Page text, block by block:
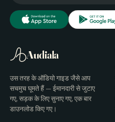
Audiala
उस तरह के ऑडियो गाइड जैसे आप
सचमुच घूमते हैं — ईमानदारी से जुटाए
गए, सड़क के लिए सुनाए गए, एक बार
डाउनलोड किए गए।